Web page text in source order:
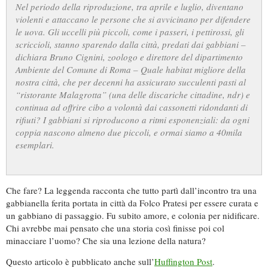
Nel periodo della riproduzione, tra aprile e luglio, diventano
violenti e attaccano le persone che si avvicinano per difendere
le uova. Gli uccelli più piccoli, come i passeri, i pettirossi, gli
scriccioli, stanno sparendo dalla città, predati dai gabbiani –
dichiara Bruno Cignini, zoologo e direttore del dipartimento
Ambiente del Comune di Roma – Quale habitat migliore della
nostra città, che per decenni ha assicurato succulenti pasti al
“ristorante Malagrotta” (una delle discariche cittadine, ndr) e
continua ad offrire cibo a volontà dai cassonetti ridondanti di
rifiuti? I gabbiani si riproducono a ritmi esponenziali: da ogni
coppia nascono almeno due piccoli, e ormai siamo a 40mila
esemplari.
Che fare? La leggenda racconta che tutto partì dall’incontro tra una
gabbianella ferita portata in città da Folco Pratesi per essere curata e
un gabbiano di passaggio. Fu subito amore, e colonia per nidificare.
Chi avrebbe mai pensato che una storia così finisse poi col
minacciare l’uomo? Che sia una lezione della natura?
Questo articolo è pubblicato anche sull’Huffington Post.